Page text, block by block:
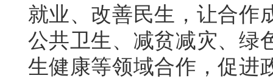
就业、改善民生，让合作
公共卫生、减贫减灾、绿
生健康等领域合作，促进